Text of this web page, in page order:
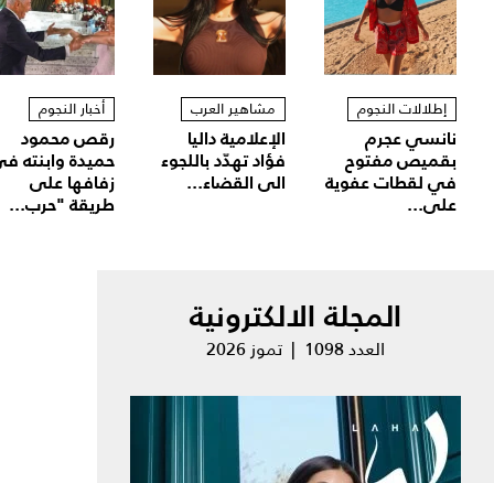
إطلالات النجوم
نانسي عجرم
بقميص مفتوح
في لقطات عفوية
على...
مشاهير العرب
الإعلامية داليا
فؤاد تهدّد باللجوء
الى القضاء...
أخبار النجوم
رقص محمود
حميدة وابنته
زفافها على
طريقة "حرب...
المجلة الالكترونية
العدد 1098 | تموز 2026